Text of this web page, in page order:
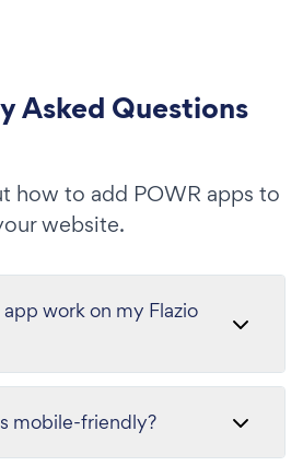
Asked Questions
how to add POWR apps to
website.
work on my Flazio
mobile-friendly?